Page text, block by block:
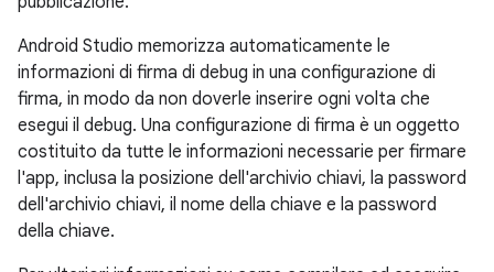
Android Studio memorizza automaticamente le
informazioni di firma di debug in una configurazione di
firma, in modo da non doverle inserire ogni volta che
esegui il debug. Una configurazione di firma è un oggetto
costituito da tutte le informazioni necessarie per firmare
l'app, inclusa la posizione dell'archivio chiavi, la password
dell'archivio chiavi, il nome della chiave e la password
della chiave.